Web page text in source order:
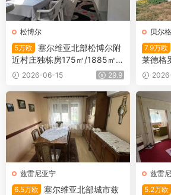
松博尔
5万欧
塞尔维亚北部松博尔附
近村庄独栋房175㎡/1885㎡/5
万欧2026-06-15 29.9
贝尔
7.9万欧
莱德格
㎡/51㎡
兹雷尼亚宁
6.5万欧
塞尔维亚北部城市兹
兹雷
5.2万欧